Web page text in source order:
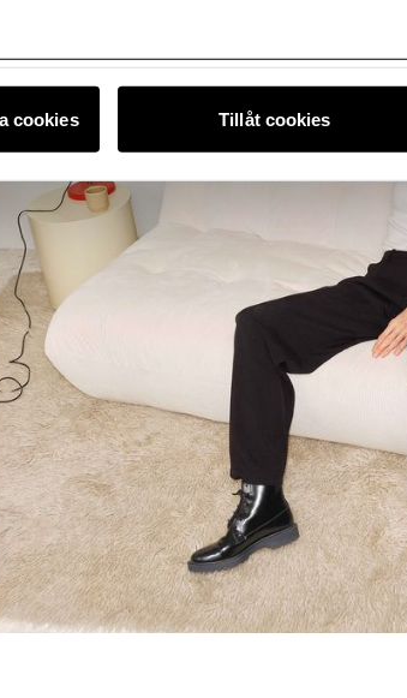
cookies Tillåt cookies